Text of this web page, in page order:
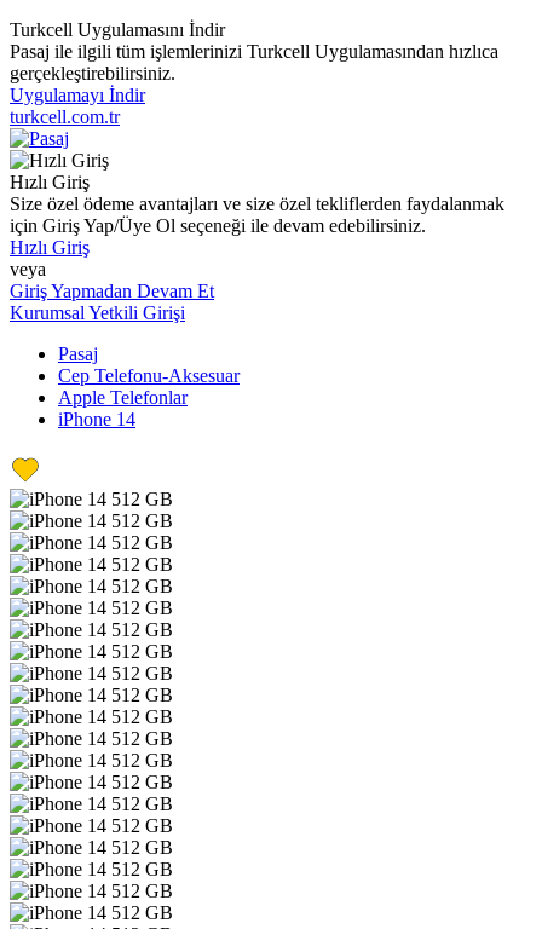
Turkcell Uygulamasını İndir
Pasaj ile ilgili tüm işlemlerinizi Turkcell Uygulamasından hızlıca
gerçekleştirebilirsiniz.
Uygulamayı İndir
turkcell.com.tr
Hızlı Giriş
Size özel ödeme avantajları ve size özel tekliflerden faydalanmak
için Giriş Yap/Üye Ol seçeneği ile devam edebilirsiniz.
Hızlı Giriş
veya
Giriş Yapmadan Devam Et
Kurumsal Yetkili Girişi
Pasaj
Cep Telefonu-Aksesuar
Apple Telefonlar
iPhone 14